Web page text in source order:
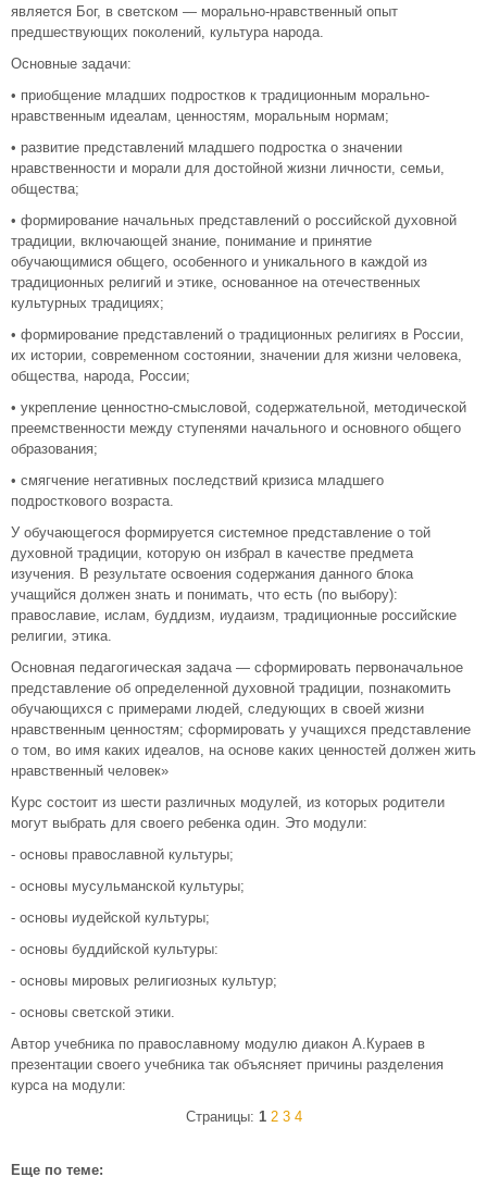
является Бог, в светском — морально-нравственный опыт
предшествующих поколений, культура народа.
Основные задачи:
• приобщение младших подростков к традиционным морально-
нравственным идеалам, ценностям, моральным нормам;
• развитие представлений младшего подростка о значении
нравственности и морали для достойной жизни личности, семьи,
общества;
• формирование начальных представлений о российской духовной
традиции, включающей знание, понимание и принятие
обучающимися общего, особенного и уникального в каждой из
традиционных религий и этике, основанное на отечественных
культурных традициях;
• формирование представлений о традиционных религиях в России,
их истории, современном состоянии, значении для жизни человека,
общества, народа, России;
• укрепление ценностно-смысловой, содержательной, методической
преемственности между ступенями начального и основного общего
образования;
• смягчение негативных последствий кризиса младшего
подросткового возраста.
У обучающегося формируется системное представление о той
духовной традиции, которую он избрал в качестве предмета
изучения. В результате освоения содержания данного блока
учащийся должен знать и понимать, что есть (по выбору):
православие, ислам, буддизм, иудаизм, традиционные российские
религии, этика.
Основная педагогическая задача — сформировать первоначальное
представление об определенной духовной традиции, познакомить
обучающихся с примерами людей, следующих в своей жизни
нравственным ценностям; сформировать у учащихся представление
о том, во имя каких идеалов, на основе каких ценностей должен жить
нравственный человек»
Курс состоит из шести различных модулей, из которых родители
могут выбрать для своего ребенка один. Это модули:
- основы православной культуры;
- основы мусульманской культуры;
- основы иудейской культуры;
- основы буддийской культуры:
- основы мировых религиозных культур;
- основы светской этики.
Автор учебника по православному модулю диакон А.Кураев в
презентации своего учебника так объясняет причины разделения
курса на модули:
Страницы: 1 2 3 4
Еще по теме: